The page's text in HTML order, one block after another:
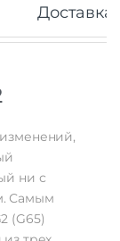
Доставка
ни с
Самым
(G65)